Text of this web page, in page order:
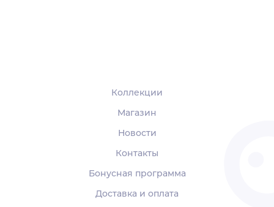
Коллекции
Магазин
Новости
Контакты
Бонусная программа
Доставка и оплата